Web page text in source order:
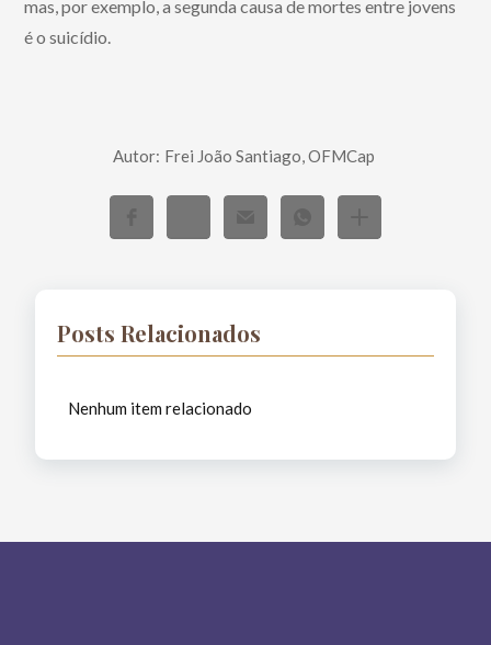
mas, por exemplo, a segunda causa de mortes entre jovens
é o suicídio.
Autor: Frei João Santiago, OFMCap
Posts Relacionados
Nenhum item relacionado